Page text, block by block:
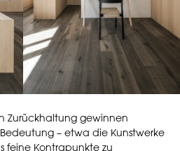
Zurückhaltung gewinnen
– etwa die Kunstwerke
feine Kontrapunkte zu